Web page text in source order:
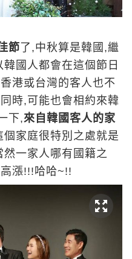
節了,中秋算是韓國,繼
國人都會在這個節日
港或台灣的客人也不
時,可能也會相約來韓
下,來自韓國客人的家
家庭很特別之處就是
一家人哪有國籍之
漲!!!哈哈~!!